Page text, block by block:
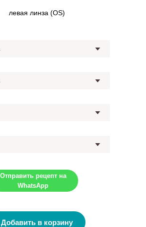
левая линза (OS)
Добавить в корзину
Отправить рецепт на
WhatsApp